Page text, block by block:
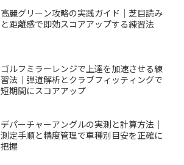
高麗グリーン攻略の実践ガイド｜芝目読み
と距離感で即効スコアアップする練習法
ゴルフミラーレンジで上達を加速させる練
習法｜弾道解析とクラブフィッティングで
短期間にスコアアップ
デパーチャーアングルの実測と計算方法｜
測定手順と精度管理で車種別目安を正確に
把握